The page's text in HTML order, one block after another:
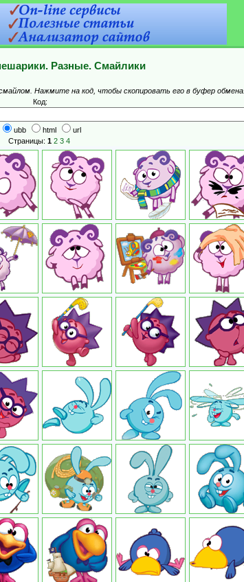
Разные. Смайлики
Нажмите на код, чтобы скопировать его в буфер обмена.
Код:
ubb html
url
Страницы: 1 2 3 4